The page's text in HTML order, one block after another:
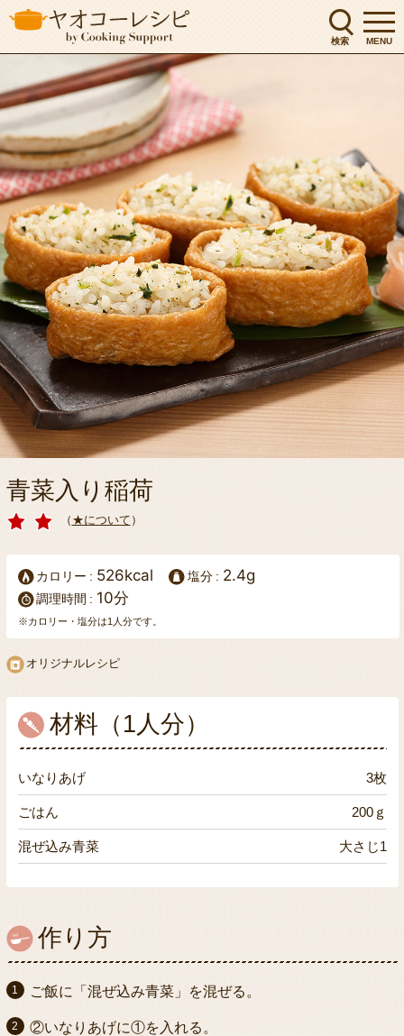
検索 MENU
青菜入り稲荷
（ ★について ）
カロリー 526kcal 塩分 2.4g
調理時間 10分
※カロリー・塩分は1人分です。
オリジナルレシピ
材料（1人分）
いなりあげ 3枚
ごはん 200ｇ
混ぜ込み青菜 大さじ1
作り方
ご飯に「混ぜ込み青菜」を混ぜる。
②いなりあげに①を入れる。